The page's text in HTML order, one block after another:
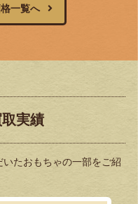
一覧へ
実績
たおもちゃの一部をご紹